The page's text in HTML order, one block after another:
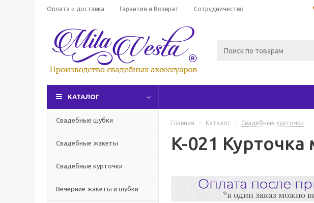
Оплата и доставка Гарантия и Возврат Сотрудничество
КАТАЛОГ
Свадебные шубки
Свадебные жакеты
Свадебные курточки
Вечерние жакеты и шубки
Главная - Каталог - Свадебные курточки -
K-021